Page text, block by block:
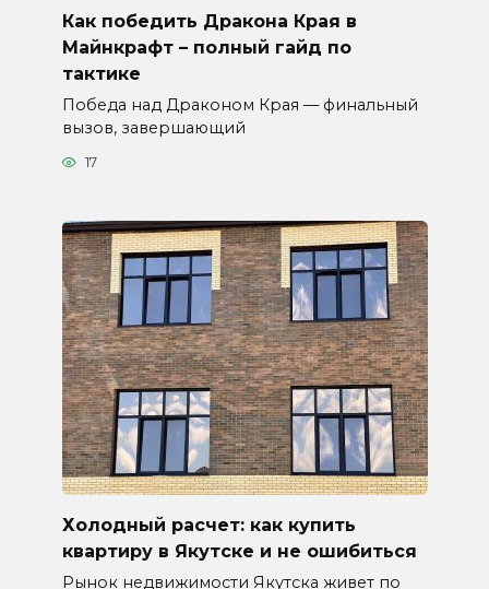
Как победить Дракона Края в
Майнкрафт – полный гайд по
тактике
Победа над Драконом Края — финальный
вызов, завершающий
17
Холодный расчет: как купить
квартиру в Якутске и не ошибиться
Рынок недвижимости Якутска живет по